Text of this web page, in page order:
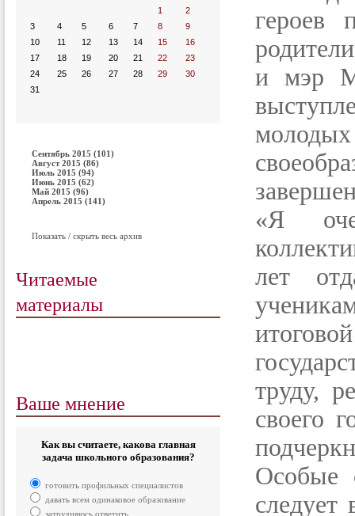
1
2
3
4 5 6 7 8
9
10
11 12 13 14 15
16
17
18 19 20 21 22
23
24
25 26 27 28 29
30
31
Сентябрь 2015 (101)
Август 2015 (86)
Июль 2015 (94)
Июнь 2015 (62)
Май 2015 (96)
Апрель 2015 (141)
Показать / скрыть весь архив
Читаемые
материалы
Ваше мнение
Как вы считаете, какова главная
задача школьного образования?
готовить профильных специалистов
давать всем одинаковое образование
затрудняюсь ответить
героев
и мэр
«Я
лет
труду,
своего
Особые
следует